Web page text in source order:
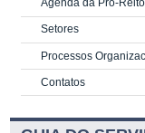
Agenda da Pró-
Setores
Processos
Contatos